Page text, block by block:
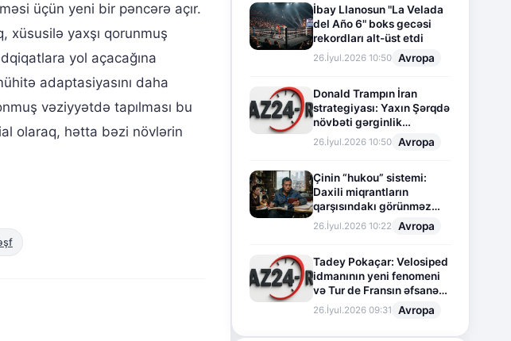
üçün yeni bir pəncərə açır.
xüsusilə yaxşı qorunmuş
yol açacağına
adaptasiyasını daha
vəziyyətdə tapılması bu
olaraq, hətta bəzi növlərin
İbay Llanosun "La Velada
del Año 6" boks gecəsi
rekordları alt-üst etdi
26.İyul.2026 10:50 Avropa
Donald Trampın İran
strategiyası: Yaxın Şərqdə
növbəti gərginlik
mərhələsi
26.İyul.2026 10:50 Avropa
Çinin “hukou” sistemi:
Daxili miqrantların
qarşısındakı görünməz
sədd
26.İyul.2026 10:22 Avropa
Tadey Pokaçar: Velosiped
idmanının yeni fenomeni
və Tur de Fransın əfsanəvi
səhifəsi
26.İyul.2026 09:31 Avropa